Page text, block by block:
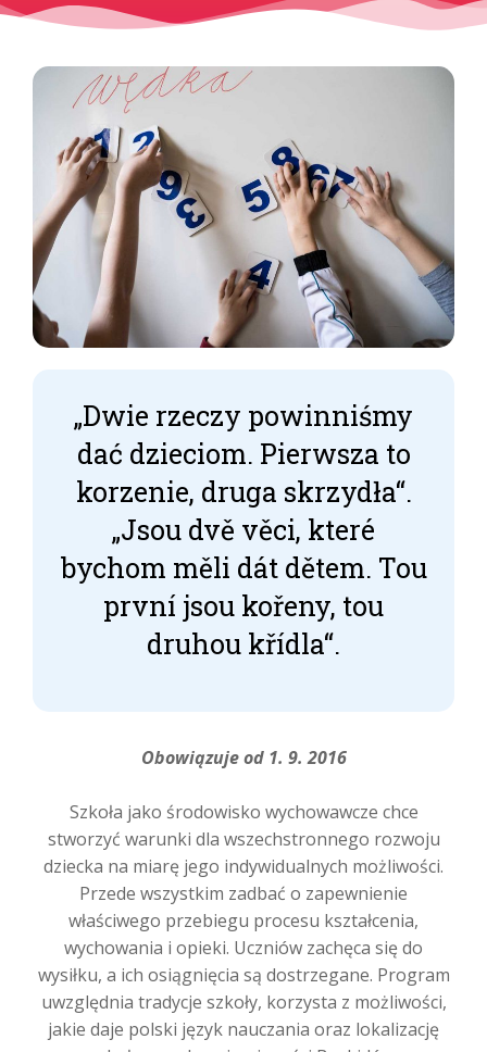
„Dwie rzeczy powinniśmy
dać dzieciom. Pierwsza to
korzenie, druga skrzydła“.
„Jsou dvě věci, které
bychom měli dát dětem. Tou
první jsou kořeny, tou
druhou křídla“.
Obowiązuje od 1. 9. 2016
Szkoła jako środowisko wychowawcze chce
stworzyć warunki dla wszechstronnego rozwoju
dziecka na miarę jego indywidualnych możliwości.
Przede wszystkim zadbać o zapewnienie
właściwego przebiegu procesu kształcenia,
wychowania i opieki. Uczniów zachęca się do
wysiłku, a ich osiągnięcia są dostrzegane. Program
uwzględnia tradycje szkoły, korzysta z możliwości,
jakie daje polski język nauczania oraz lokalizację